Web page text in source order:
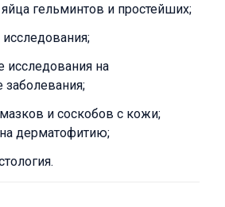
гельминтов и простейших;
исследования на
и соскобов с кожи;
дерматофитию;